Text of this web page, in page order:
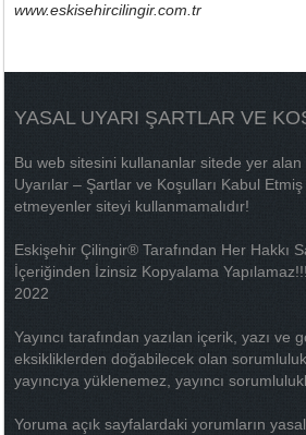
www.eskisehircilingir.com.tr
YASAL UYARI ŞARTLAR VE
Bu web sitesini kullananlar sitede yer alan
Uyarılar – Şartlar ve Koşulları Kabul Etmiş
etmeyenler siteyi kullanmamalıdır!
Eskişehir Çilingir® Tarafından Her Hakkı
İçeriğinden İzinsiz Kopyalama
2022
Yayıncı tarafından yazılan içerik, yazı ve
eksikliklerden doğabilecek olan
yayıncıya yüklenemez, yayıncı
Yoruma açık sayfalardaki yorumların